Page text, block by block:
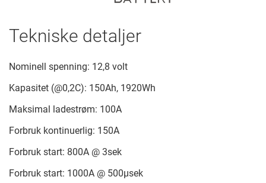
Tekniske detaljer
Nominell spenning: 12,8 volt
Kapasitet (@0,2C): 150Ah, 1920Wh
Maksimal ladestrøm: 100A
Forbruk kontinuerlig: 150A
Forbruk start: 800A @ 3sek
Forbruk start: 1000A @ 500µsek